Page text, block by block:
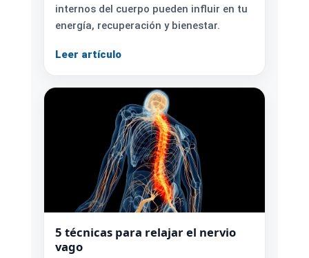
internos del cuerpo pueden influir en tu
energía, recuperación y bienestar.
Leer artículo
5 técnicas para relajar el nervio
vago